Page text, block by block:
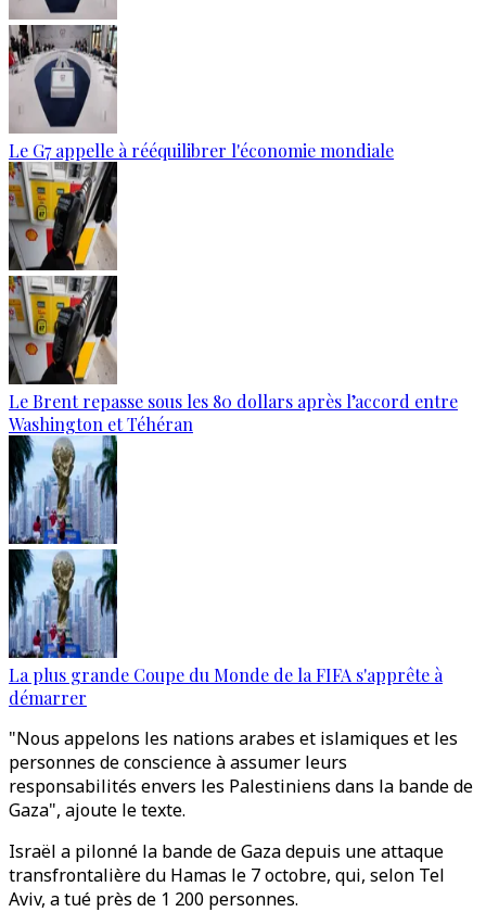
Le G7 appelle à rééquilibrer l'économie mondiale
Le Brent repasse sous les 80 dollars après l’accord entre
Washington et Téhéran
La plus grande Coupe du Monde de la FIFA s'apprête à
démarrer
"Nous appelons les nations arabes et islamiques et les
personnes de conscience à assumer leurs
responsabilités envers les Palestiniens dans la bande de
Gaza", ajoute le texte.
Israël a pilonné la bande de Gaza depuis une attaque
transfrontalière du Hamas le 7 octobre, qui, selon Tel
Aviv, a tué près de 1 200 personnes.